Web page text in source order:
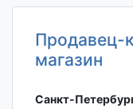
Продавец-
магазин
Санкт-